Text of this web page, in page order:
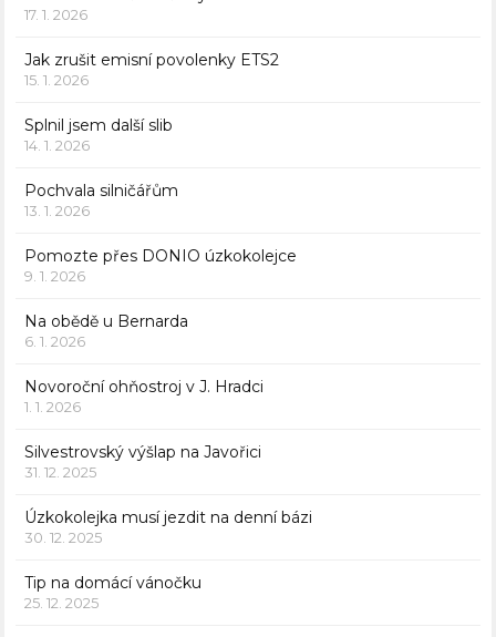
17. 1. 2026
Jak zrušit emisní povolenky ETS2
15. 1. 2026
Splnil jsem další slib
14. 1. 2026
Pochvala silničářům
13. 1. 2026
Pomozte přes DONIO úzkokolejce
9. 1. 2026
Na obědě u Bernarda
6. 1. 2026
Novoroční ohňostroj v J. Hradci
1. 1. 2026
Silvestrovský výšlap na Javořici
31. 12. 2025
Úzkokolejka musí jezdit na denní bázi
30. 12. 2025
Tip na domácí vánočku
25. 12. 2025